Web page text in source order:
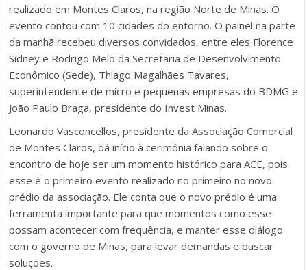
realizado em Montes Claros, na região Norte de Minas. O
evento contou com 10 cidades do entorno. O painel na parte
da manhã recebeu diversos convidados, entre eles Florence
Sidney e Rodrigo Melo da Secretaria de Desenvolvimento
Econômico (Sede), Thiago Magalhães Tavares,
superintendente de micro e pequenas empresas do BDMG e
João Paulo Braga, presidente do Invest Minas.
Leonardo Vasconcellos, presidente da Associação Comercial
de Montes Claros, dá início à cerimônia falando sobre o
encontro de hoje ser um momento histórico para ACE, pois
esse é o primeiro evento realizado no primeiro no novo
prédio da associação. Ele conta que o novo prédio é uma
ferramenta importante para que momentos como esse
possam acontecer com frequência, e manter esse diálogo
com o governo de Minas, para levar demandas e buscar
soluções.